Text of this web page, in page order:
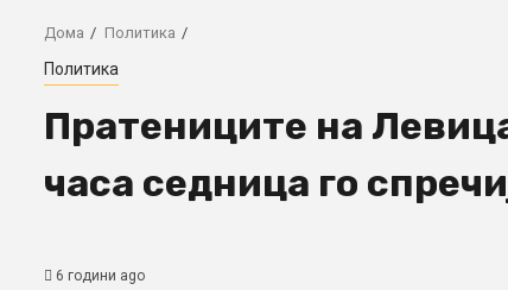
Дома Политика
Политика
Пратениците на
часа седница го
6 години ago